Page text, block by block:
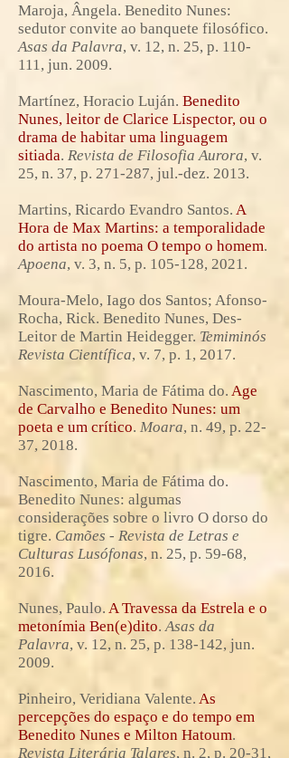
Maroja, Ângela. Benedito Nunes:
sedutor convite ao banquete filosófico.
Asas da Palavra, v. 12, n. 25, p. 110-
111, jun. 2009.
Martínez, Horacio Luján. Benedito
Nunes, leitor de Clarice Lispector, ou o
drama de habitar uma linguagem
sitiada. Revista de Filosofia Aurora, v.
25, n. 37, p. 271-287, jul.-dez. 2013.
Martins, Ricardo Evandro Santos. A
Hora de Max Martins: a temporalidade
do artista no poema O tempo o homem.
Apoena, v. 3, n. 5, p. 105-128, 2021.
Moura-Melo, Iago dos Santos; Afonso-
Rocha, Rick. Benedito Nunes, Des-
Leitor de Martin Heidegger. Temiminós
Revista Científica, v. 7, p. 1, 2017.
Nascimento, Maria de Fátima do. Age
de Carvalho e Benedito Nunes: um
poeta e um crítico. Moara, n. 49, p. 22-
37, 2018.
Nascimento, Maria de Fátima do.
Benedito Nunes: algumas
considerações sobre o livro O dorso do
tigre. Camões - Revista de Letras e
Culturas Lusófonas, n. 25, p. 59-68,
2016.
Nunes, Paulo. A Travessa da Estrela e o
metonímia Ben(e)dito.Asas da
Palavra, v. 12, n. 25, p. 138-142, jun.
2009.
Pinheiro, Veridiana Valente. As
percepções do espaço e do tempo em
Benedito Nunes e Milton Hatoum.
Revista Literária Talares, n. 2, p. 20-31,